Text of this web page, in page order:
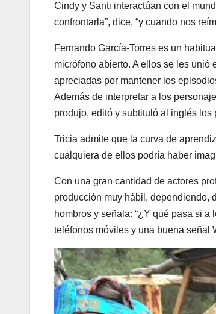
Cindy y Santi interactúan con el
confrontarla”, dice, “y cuando nos
Fernando García-Torres es un
micrófono abierto. A ellos se les
apreciadas por mantener los
Además de interpretar a los
produjo, editó y subtituló al inglés los
Tricia admite que la curva de
cualquiera de ellos podría haber
Con una gran cantidad de actores
producción muy hábil, dependiendo,
hombros y señala: “¿Y qué pasa si
teléfonos móviles y una buena señal